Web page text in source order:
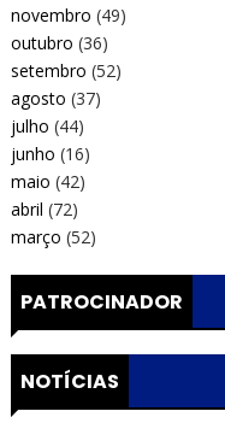
novembro (49)
outubro (36)
setembro (52)
agosto (37)
julho (44)
junho (16)
maio (42)
abril (72)
março (52)
PATROCINADOR
NOTÍCIAS